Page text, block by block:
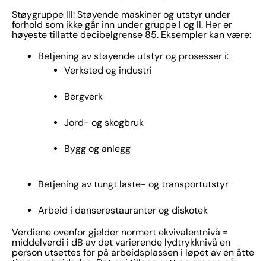
Støygruppe III: Støyende maskiner og utstyr under
forhold som ikke går inn under gruppe I og II. Her er
høyeste tillatte decibelgrense 85. Eksempler kan være:
Betjening av støyende utstyr og prosesser i:
Verksted og industri
Bergverk
Jord- og skogbruk
Bygg og anlegg
Betjening av tungt laste- og transportutstyr
Arbeid i danserestauranter og diskotek
Verdiene ovenfor gjelder normert ekvivalentnivå =
middelverdi i dB av det varierende lydtrykknivå en
person utsettes for på arbeidsplassen i løpet av en åtte